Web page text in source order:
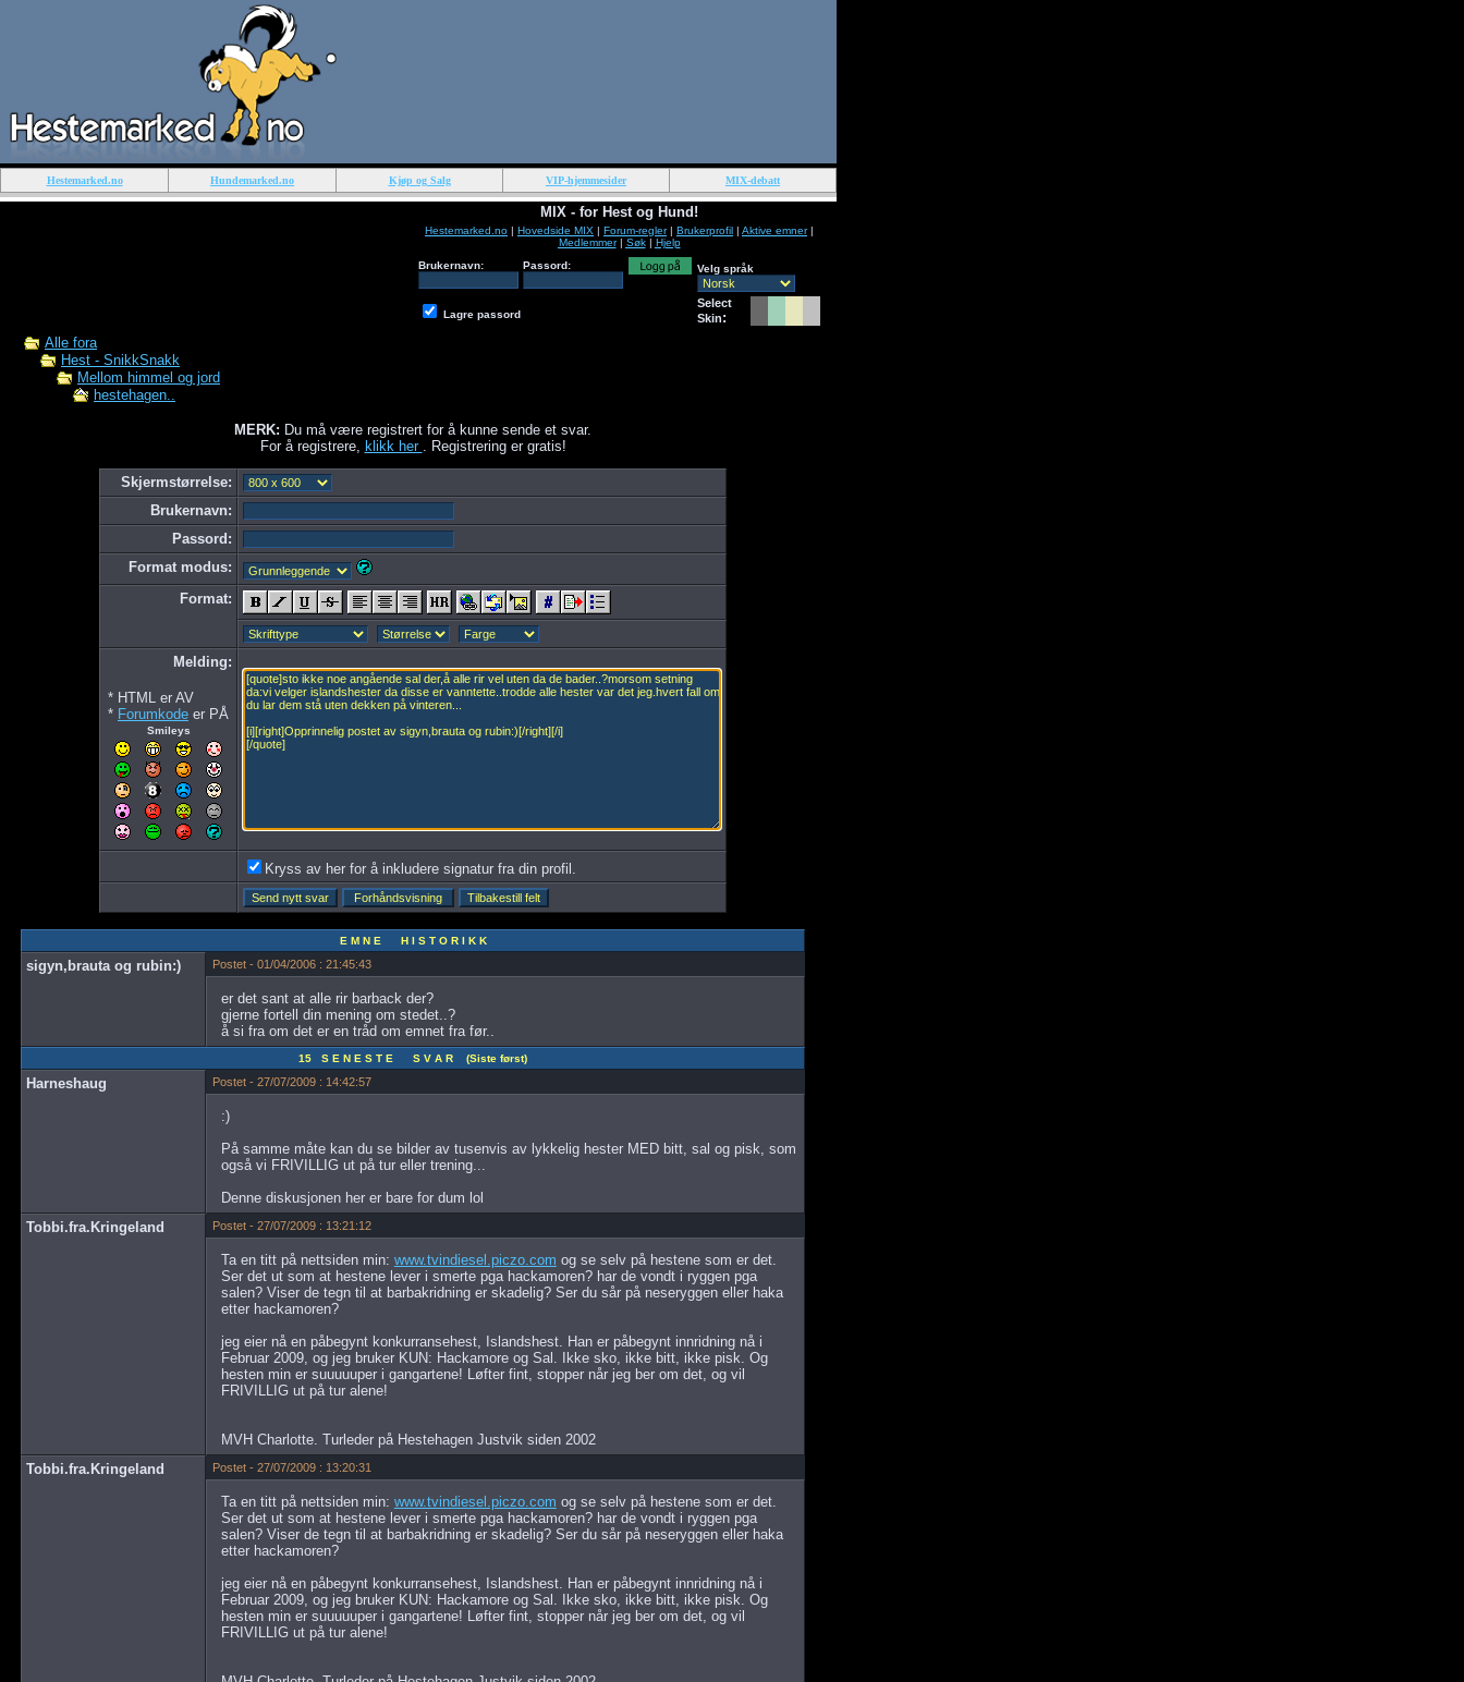
Hestemarked.no Hundemarked.no Kjøp og Salg VIP-hjemmesider MIX-debatt
MIX - for Hest og Hund!
Hestemarked.no | Hovedside MIX | Forum-regler| Brukerprofil | Aktive emner|
Medlemmer| Søk| Hjelp
Brukernavn:
Passord: Velg språk
Lagre passord
Select
Skin:
Alle fora
Hest - SnikkSnakk
Mellom himmel og jord
hestehagen..
MERK: Du må være registrert for å kunne sende et svar.
For å registrere,
klikk her . Registrering er gratis!
Skjermstørrelse:
Brukernavn:
Passord:
Format modus:
Format:
Melding:
* HTML er AV
* Forumkode er PÅ
Smileys
Kryss av her for å inkludere signatur fra din profil.
E M N E H I S T O R I K K
sigyn,brauta og rubin:) Postet - 01/04/2006 : 21:45:43
er det sant at alle rir barback der?
gjerne fortell din mening om stedet..?
å si fra om det er en tråd om emnet fra før..
15 S E N E S T E S V A R (Siste først)
Harneshaug Postet - 27/07/2009 : 14:42:57
:)
På samme måte kan du se bilder av tusenvis av lykkelig hester MED bitt, sal og pisk, som
også vi FRIVILLIG ut på tur eller trening...
Denne diskusjonen her er bare for dum lol
Tobbi.fra.Kringeland
Postet - 27/07/2009 : 13:21:12
Ta en titt på nettsiden min: www.tvindiesel.piczo.com og se selv på hestene som er det.
Ser det ut som at hestene lever i smerte pga hackamoren? har de vondt i ryggen pga
salen? Viser de tegn til at barbakridning er skadelig? Ser du sår på neseryggen eller haka
etter hackamoren?
jeg eier nå en påbegynt konkurransehest, Islandshest. Han er påbegynt innridning nå i
Februar 2009, og jeg bruker KUN: Hackamore og Sal. Ikke sko, ikke bitt, ikke pisk. Og
hesten min er suuuuuper i gangartene! Løfter fint, stopper når jeg ber om det, og vil
FRIVILLIG ut på tur alene!
MVH Charlotte. Turleder på Hestehagen Justvik siden 2002
Tobbi.fra.Kringeland
Postet - 27/07/2009 : 13:20:31
Ta en titt på nettsiden min: www.tvindiesel.piczo.com og se selv på hestene som er det.
Ser det ut som at hestene lever i smerte pga hackamoren? har de vondt i ryggen pga
salen? Viser de tegn til at barbakridning er skadelig? Ser du sår på neseryggen eller haka
etter hackamoren?
jeg eier nå en påbegynt konkurransehest, Islandshest. Han er påbegynt innridning nå i
Februar 2009, og jeg bruker KUN: Hackamore og Sal. Ikke sko, ikke bitt, ikke pisk. Og
hesten min er suuuuuper i gangartene! Løfter fint, stopper når jeg ber om det, og vil
FRIVILLIG ut på tur alene!